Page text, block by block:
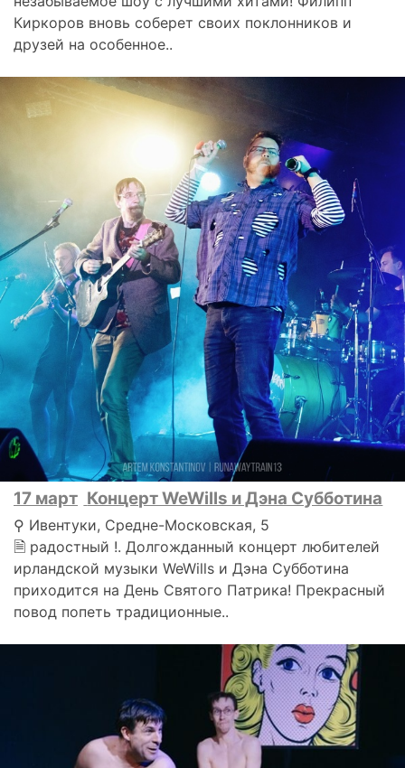
Киркоров вновь соберет своих поклонников и
друзей на особенное..
17 март Концерт WeWills и Дэна Субботина
⚲ Ивентуки, Средне-Московская, 5
🗎 радостный !. Долгожданный концерт любителей
ирландской музыки WeWills и Дэна Субботина
приходится на День Святого Патрика! Прекрасный
повод попеть традиционные..